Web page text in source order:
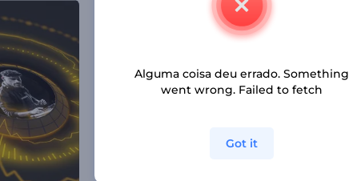
Alguma coisa deu errado. Something
went wrong. Failed to fetch
Got it